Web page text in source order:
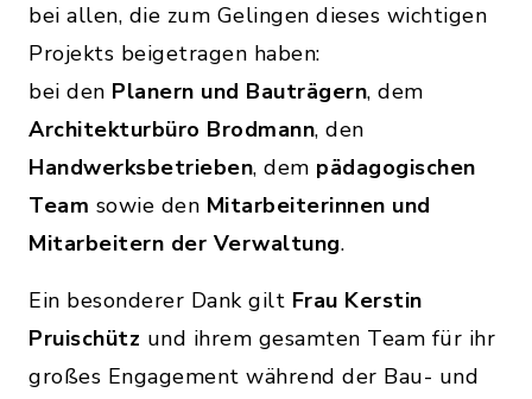
bei allen, die zum Gelingen dieses wichtigen
Projekts beigetragen haben:
bei den Planern und Bauträgern, dem
Architekturbüro Brodmann, den
Handwerksbetrieben, dem pädagogischen
Team sowie den Mitarbeiterinnen und
Mitarbeitern der Verwaltung.
Ein besonderer Dank gilt Frau Kerstin
Pruischütz und ihrem gesamten Team für ihr
großes Engagement während der Bau- und